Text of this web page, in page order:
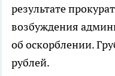
результате
возбуждения
об оскорблении.
рублей.